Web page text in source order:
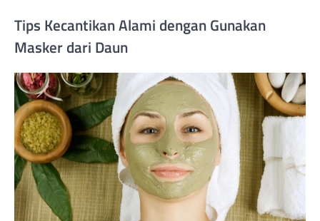
Tips Kecantikan Alami dengan Gunakan
Masker dari Daun